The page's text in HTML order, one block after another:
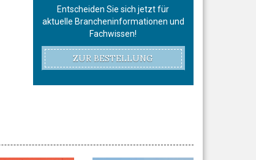
Entscheiden Sie sich jetzt für
aktuelle Brancheninformationen und
Fachwissen!
ZUR BESTELLUNG